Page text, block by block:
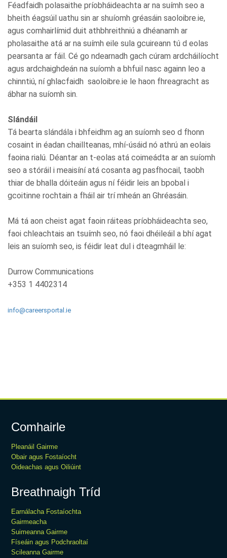
Féadfaidh polasaithe príobháideachta ar na suímh seo a
bheith éagsúil uathu sin ar shuíomh gréasáin saoloibre.ie,
agus comhairlímid duit athbhreithniú a dhéanamh ar
pholasaithe atá ar na suímh eile sula gcuireann tú d eolas
pearsanta ar fáil. Cé go ndearnadh gach cúram ardcháilíocht
agus ardchaighdeán na suíomh a bhfuil nasc againn leo a
chinntiú, ní ghlacfaidh saoloibre.ie le haon fhreagracht as
ábhar na suíomh sin.
Slándáil
Tá bearta slándála i bhfeidhm ag an suíomh seo d fhonn
cosaint in éadan chaillteanas, mhí-úsáid nó athrú an eolais
faoina rialú. Déantar an t-eolas atá coimeádta ar an suíomh
seo a stóráil i meaisíní atá cosanta ag pasfhocail, taobh
thiar de bhalla dóiteáin agus ní féidir leis an bpobal i
gcoitinne rochtain a fháil air trí mheán an Ghréasáin.
Má tá aon cheist agat faoin ráiteas príobháideachta seo,
faoi chleachtais an tsuímh seo, nó faoi dhéileáil a bhí agat
leis an suíomh seo, is féidir leat dul i dteagmháil le:
Durrow Communications
+353 1 4402314
info@careersportal.ie
Comhairle
Pleanáil Gairme
Obair agus Fostaíocht
Oideachas agus Oiliúint
Breathnaigh Tríd
Earnálacha Fostaíochta
Gairmeacha
Suimeanna Gairme
Físeáin agus Podchraoltaí
Scileanna Gairme